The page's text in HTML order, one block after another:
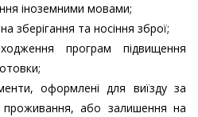
іноземними мовами;
зберігання та носіння зброї;
програм підвищення
оформлені для виїзду за
проживання, або залишення на